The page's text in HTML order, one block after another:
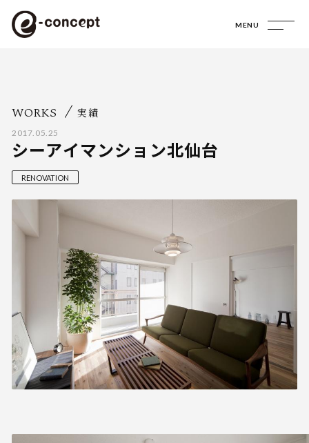
MENU
WORKS 実績
2017.05.25
シーアイマンション北仙台
RENOVATION